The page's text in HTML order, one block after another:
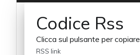
Codice Rss
Clicca sul pulsante per
RSS link